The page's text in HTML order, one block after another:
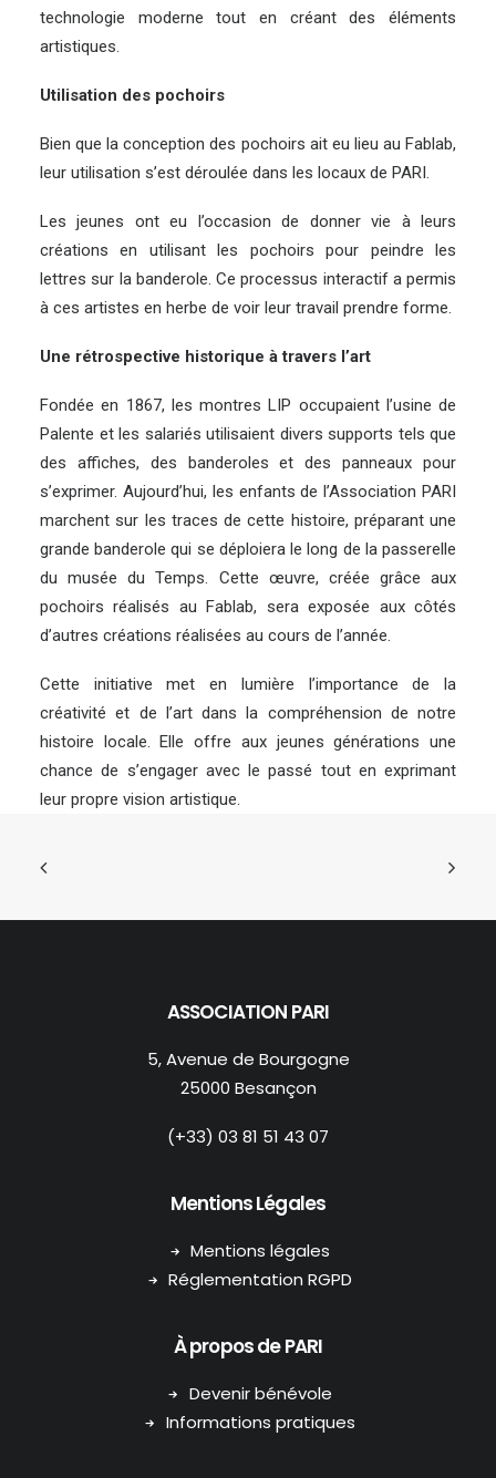
technologie moderne tout en créant des éléments
artistiques.
Utilisation des pochoirs
Bien que la conception des pochoirs ait eu lieu au Fablab,
leur utilisation s’est déroulée dans les locaux de PARI.
Les jeunes ont eu l’occasion de donner vie à leurs
créations en utilisant les pochoirs pour peindre les
lettres sur la banderole. Ce processus interactif a permis
à ces artistes en herbe de voir leur travail prendre forme.
Une rétrospective historique à travers l’art
Fondée en 1867, les montres LIP occupaient l’usine de
Palente et les salariés utilisaient divers supports tels que
des affiches, des banderoles et des panneaux pour
s’exprimer. Aujourd’hui, les enfants de l’Association PARI
marchent sur les traces de cette histoire, préparant une
grande banderole qui se déploiera le long de la passerelle
du musée du Temps. Cette œuvre, créée grâce aux
pochoirs réalisés au Fablab, sera exposée aux côtés
d’autres créations réalisées au cours de l’année.
Cette initiative met en lumière l’importance de la
créativité et de l’art dans la compréhension de notre
histoire locale. Elle offre aux jeunes générations une
chance de s’engager avec le passé tout en exprimant
leur propre vision artistique.
ASSOCIATION PARI
5, Avenue de Bourgogne
25000 Besançon
(+33) 03 81 51 43 07
Mentions Légales
Mentions légales
Réglementation RGPD
À propos de PARI
Devenir bénévole
Informations pratiques